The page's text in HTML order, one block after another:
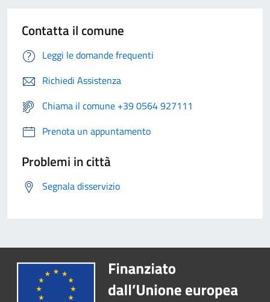
Contatta il comune
Leggi le domande frequenti
Richiedi Assistenza
Chiama il comune +39 0564 927111
Prenota un appuntamento
Problemi in città
Segnala disservizio